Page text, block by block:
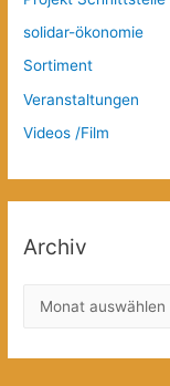
solidar-ökonomie
Sortiment
Veranstaltungen
Videos /Film
Archiv
c